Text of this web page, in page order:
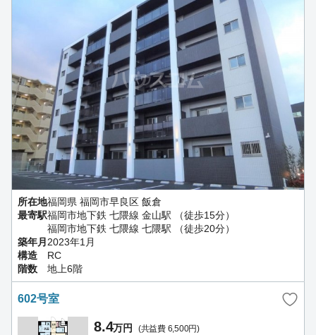
所在地福岡県 福岡市早良区 飯倉
最寄駅福岡市地下鉄 七隈線 金山駅 （徒歩15分）
福岡市地下鉄 七隈線 七隈駅 （徒歩20分）
築年月2023年1月
構造
RC
階数
地上6階
602号室
8.4万円 (共益費 6,500円)